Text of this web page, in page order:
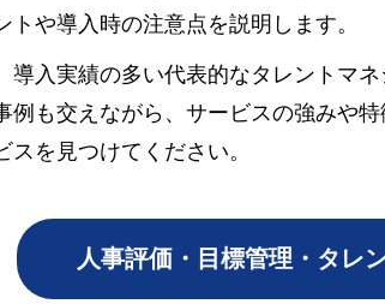
トや導入時の注意点を説明します。
導入実績の多い代表的なタレントマ
例も交えながら、サービスの強みや
スを見つけてください。
人事評価・目標管理・タレ